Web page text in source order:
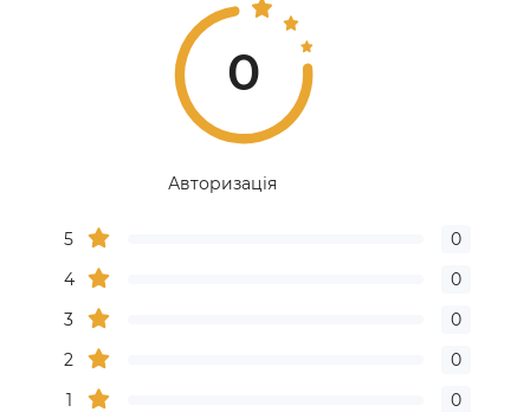
0
Авторизація
5
0
4
0
3
0
2
0
1
0